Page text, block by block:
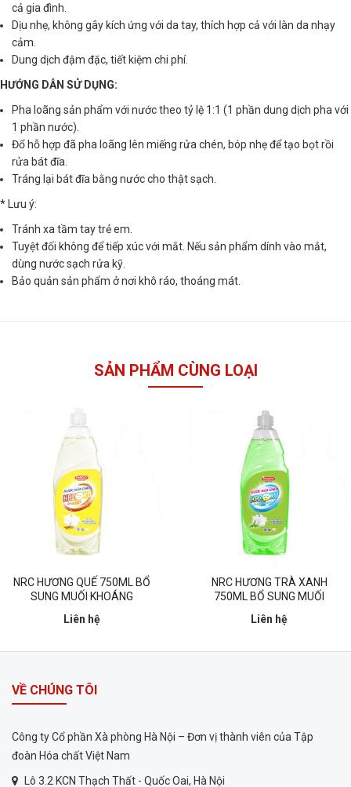
cả gia đình.
Dịu nhẹ, không gây kích ứng với da tay, thích hợp cả với làn da nhạy
cảm.
Dung dịch đậm đặc, tiết kiệm chi phí.
HƯỚNG DẪN SỬ DỤNG:
Pha loãng sản phẩm với nước theo tỷ lệ 1:1 (1 phần dung dịch pha với
1 phần nước).
Đổ hỗ hợp đã pha loãng lên miếng rửa chén, bóp nhẹ để tạo bọt rồi
rửa bát đĩa.
Tráng lại bát đĩa bằng nước cho thật sạch.
* Lưu ý:
Tránh xa tầm tay trẻ em.
Tuyệt đối không để tiếp xúc với mắt. Nếu sản phẩm dính vào mắt,
dùng nước sạch rửa kỹ.
Bảo quản sản phẩm ở nơi khô ráo, thoáng mát.
SẢN PHẨM CÙNG LOẠI
NRC HƯƠNG QUẾ 750ML BỔ
SUNG MUỐI KHOÁNG
Liên hệ
NRC HƯƠNG TRÀ XANH
750ML BỔ SUNG MUỐI
Liên hệ
VỀ CHÚNG TÔI
Công ty Cổ phần Xà phòng Hà Nội – Đơn vị thành viên của Tập
đoàn Hóa chất Việt Nam
Lô 3.2 KCN Thạch Thất - Quốc Oai, Hà Nội